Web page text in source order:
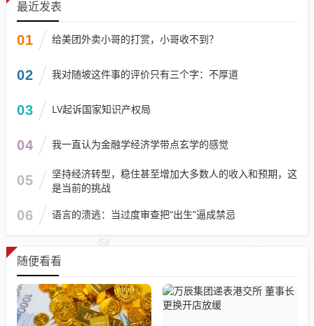
最近发表
01 给美团外卖小哥的打赏，小哥收不到？
02 我对随坡这件事的评价只有三个字：不厚道
03 LV起诉国家知识产权局
04 我一直认为金融学经济学带点玄学的感觉
05
坚持经济转型，稳住甚至增加大多数人的收入和预期，这
是当前的挑战
06 语言的溃逃：当过度审查把“出生”逼成禁忌
随便看看